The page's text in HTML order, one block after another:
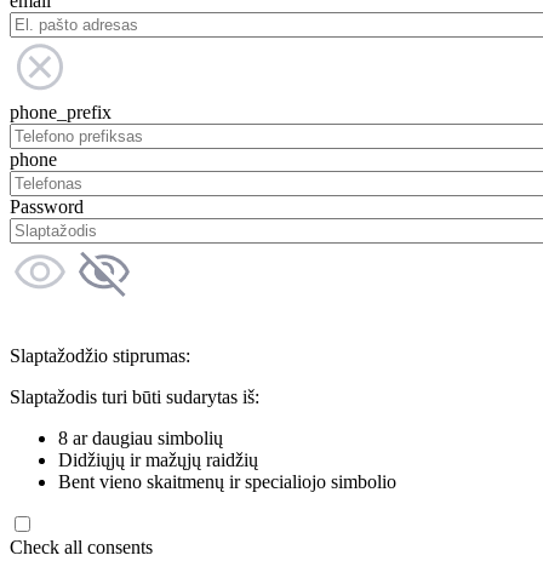
phone_prefix
phone
Password
Slaptažodžio stiprumas:
Slaptažodis turi būti sudarytas iš:
8 ar daugiau simbolių
Didžiųjų ir mažųjų raidžių
Bent vieno skaitmenų ir specialiojo simbolio
Check all consents